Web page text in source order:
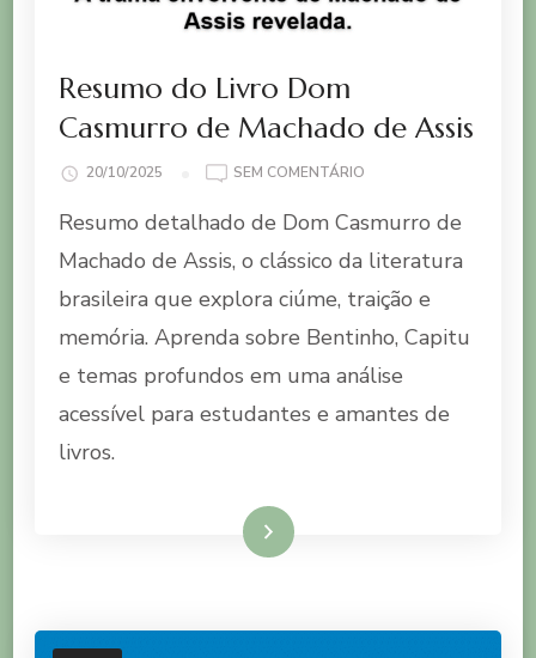
Resumo do Livro Dom
Casmurro de Machado de Assis
20/10/2025 SEM COMENTÁRIO
DO
DOM
CASMURRO
MACHADO
DE
Resumo detalhado de Dom Casmurro de
Machado de Assis, o clássico da literatura
brasileira que explora ciúme, traição e
memória. Aprenda sobre Bentinho, Capitu
e temas profundos em uma análise
acessível para estudantes e amantes de
livros.
Ler mais